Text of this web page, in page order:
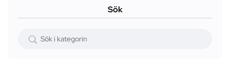
Sök